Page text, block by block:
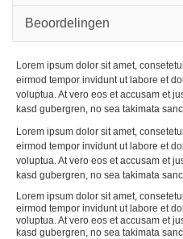
Beoordelingen
Lorem ipsum dolor sit amet,
eirmod tempor invidunt ut labore et
voluptua. At vero eos et accusam et
kasd gubergren, no sea takimata
Lorem ipsum dolor sit amet,
eirmod tempor invidunt ut labore et
voluptua. At vero eos et accusam et
kasd gubergren, no sea takimata
Lorem ipsum dolor sit amet,
eirmod tempor invidunt ut labore et
voluptua. At vero eos et accusam et
kasd gubergren, no sea takimata